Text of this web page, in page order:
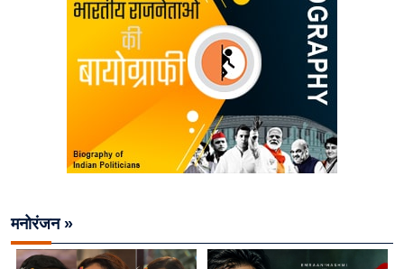
मनोरंजन »